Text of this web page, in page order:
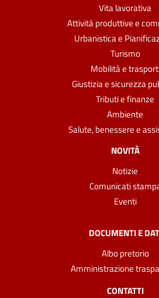
Vita lavorativa
Attività produttive e
Urbanistica e
Turismo
Mobilità e
Giustizia e sicurezza
Tributi e finanze
Ambiente
Salute, benessere e
NOVITÀ
Notizie
Comunicati
Eventi
DOCUMENTI E
Albo pretorio
Amministrazione
CONTATTI